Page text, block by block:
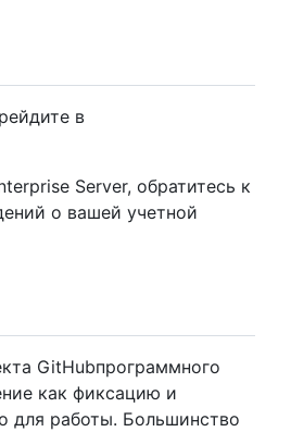
в
Server, обратитесь к
о вашей учетной
GitHubпрограммного
как фиксацию и
для работы. Большинство